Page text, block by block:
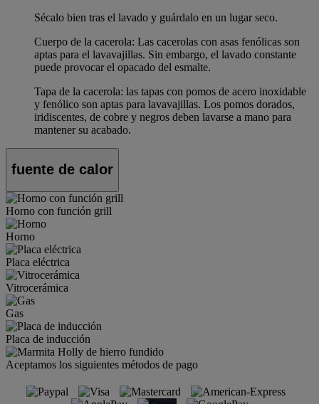
Sécalo bien tras el lavado y guárdalo en un lugar seco.
Cuerpo de la cacerola: Las cacerolas con asas fenólicas son
aptas para el lavavajillas. Sin embargo, el lavado constante
puede provocar el opacado del esmalte.
Tapa de la cacerola: las tapas con pomos de acero inoxidable
y fenólico son aptas para lavavajillas. Los pomos dorados,
iridiscentes, de cobre y negros deben lavarse a mano para
mantener su acabado.
fuente de calor
Horno con función grill
Horno
Placa eléctrica
Vitrocerámica
Gas
Placa de inducción
Aceptamos los siguientes métodos de pago